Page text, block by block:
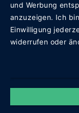
und Werbung
anzuzeigen. Ich
Einwilligung
widerrufen oder